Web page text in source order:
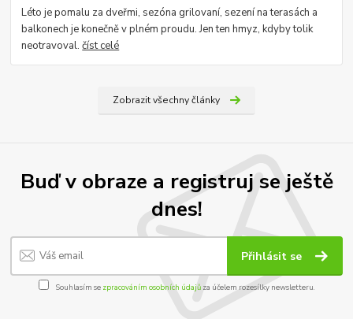
Léto je pomalu za dveřmi, sezóna grilovaní, sezení na terasách a
balkonech je konečně v plném proudu. Jen ten hmyz, kdyby tolik
neotravoval.číst celé
Zobrazit všechny články
Buď v obraze a registruj se ještě
dnes!
Přihlásit se
Souhlasím se zpracováním osobních údajůza účelem rozesílky newsletteru.